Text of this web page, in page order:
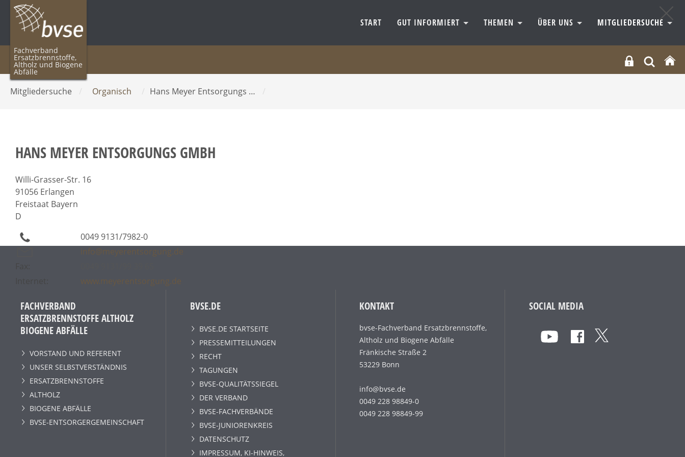
Fachverband
Ersatzbrennstoffe,
Altholz und Biogene
Abfälle
START GUT INFORMIERT THEMEN ÜBER UNS MITGLIEDERSUCHE
Mitgliedersuche / Organisch / Hans Meyer Entsorgungs … /
HANS MEYER ENTSORGUNGS GMBH
Willi-Grasser-Str. 16
91056 Erlangen
Freistaat Bayern
D
0049 9131/7982-0
info@meyerentsorgung.de
www.meyerentsorgung.de
FACHVERBAND
ERSATZBRENNSTOFFE ALTHOLZ
BIOGENE ABFÄLLE
VORSTAND UND REFERENT
UNSER SELBSTVERSTÄNDNIS
ERSATZBRENNSTOFFE
ALTHOLZ
BIOGENE ABFÄLLE
BVSE-ENTSORGERGEMEINSCHAFT
BVSE.DE
BVSE.DE STARTSEITE
PRESSEMITTEILUNGEN
RECHT
TAGUNGEN
BVSE-QUALITÄTSSIEGEL
DER VERBAND
BVSE-FACHVERBÄNDE
BVSE-JUNIORENKREIS
DATENSCHUTZ
IMPRESSUM, KI-HINWEIS,
KONTAKT
bvse-Fachverband Ersatzbrennstoffe,
Altholz und Biogene Abfälle
Fränkische Straße 2
53229 Bonn
info@bvse.de
0049 228 98849-0
0049 228 98849-99
SOCIAL MEDIA